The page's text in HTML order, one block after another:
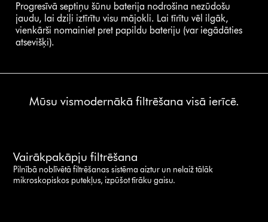
Progresīvā septiņu šūnu baterija nodrošina nezūdošu
jaudu, lai dziļi iztīrītu visu mājokli. Lai tīrītu vēl ilgāk,
vienkārši nomainiet pret papildu bateriju (var iegādāties
atsevišķi).
Mūsu vismodernākā filtrēšana visā ierīcē.
Vairākpakāpju filtrēšana
Pilnībā noblīvētā filtrēšanas sistēma aiztur un nelaiž tālāk
mikroskopiskos putekļus, izpūšot tīrāku gaisu.